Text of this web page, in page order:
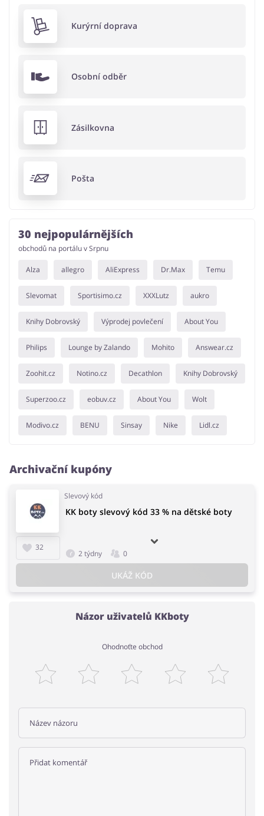
Kurýrní doprava
Osobní odběr
Zásilkovna
Pošta
30 nejpopulárnějších
obchodů na portálu v Srpnu
Alza allegro AliExpress Dr.Max Temu
Slevomat Sportisimo.cz XXXLutz aukro
Knihy Dobrovský Výprodej povlečení About You
Philips Lounge by Zalando Mohito Answear.cz
Zoohit.cz Notino.cz Decathlon Knihy Dobrovský
Superzoo.cz eobuv.cz About You Wolt
Modivo.cz BENU Sinsay Nike Lidl.cz
Archivační kupóny
Slevový kód
32
KK boty slevový kód 33 % na dětské boty
2 týdny 0
UKÁŽ KÓD
Názor uživatelů KKboty
Ohodnoťte obchod